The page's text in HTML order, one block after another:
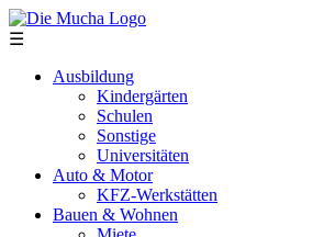
Direkt zum Inhalt
☰
Ausbildung
Kindergärten
Schulen
Sonstige
Universitäten
Auto & Motor
KFZ-Werkstätten
Bauen & Wohnen